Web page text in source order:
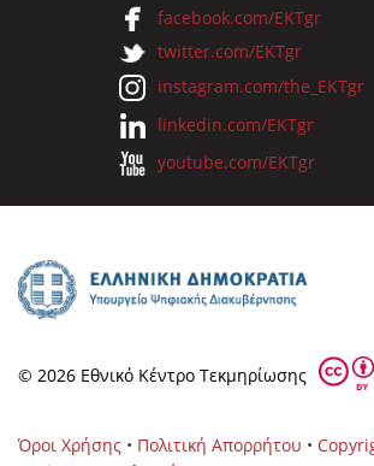
facebook.com/EKTgr
twitter.com/EKTgr
instagram.com/the_EKTgr
linkedin.com/EKTgr
youtube.com/EKTgr
© 2026 Eθνικό Κέντρο Τεκμηρίωσης
Όροι Χρήσης • Πολιτική Απορρήτου •